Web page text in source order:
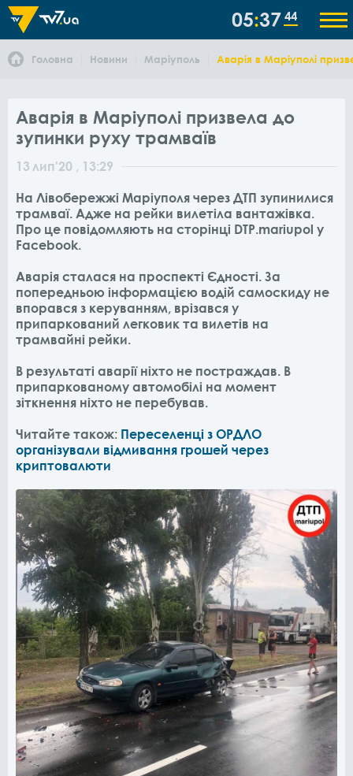
05 37 45
Головна Новини Маріуполь Аварія в Маріуполі
Аварія в Маріуполі призвела до
зупинки руху трамваїв
13 лип'20 , 13:29
На Лівобережжі Маріуполя через ДТП зупинилися
трамваї. Адже на рейки вилетіла вантажівка.
Про це повідомляють на сторінці DTP.mariupol у
Facebook.
Аварія сталася на проспекті Єдності. За
попередньою інформацією водій самоскиду не
впорався з керуванням, врізався у
припаркований легковик та вилетів на
трамвайні рейки.
В результаті аварії ніхто не постраждав. В
припаркованому автомобілі на момент
зіткнення ніхто не перебував.
Читайте також: Переселенці з ОРДЛО
організували відмивання грошей через
криптовалюти